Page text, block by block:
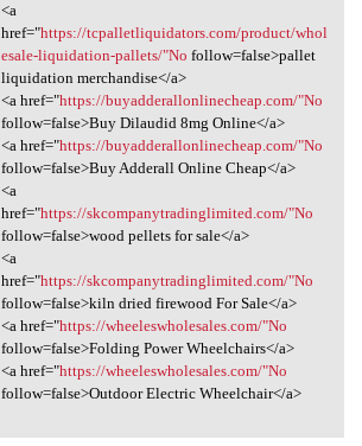
<a
href="https://tcpalletliquidators.com/product/whol
esale-liquidation-pallets/"No follow=false>pallet
liquidation merchandise</a>
<a href="https://buyadderallonlinecheap.com/"No
follow=false>Buy Dilaudid 8mg Online</a>
<a href="https://buyadderallonlinecheap.com/"No
follow=false>Buy Adderall Online Cheap</a>
<a
href="https://skcompanytradinglimited.com/"No
follow=false>wood pellets for sale</a>
<a
href="https://skcompanytradinglimited.com/"No
follow=false>kiln dried firewood For Sale</a>
<a href="https://wheeleswholesales.com/"No
follow=false>Folding Power Wheelchairs</a>
<a href="https://wheeleswholesales.com/"No
follow=false>Outdoor Electric Wheelchair</a>